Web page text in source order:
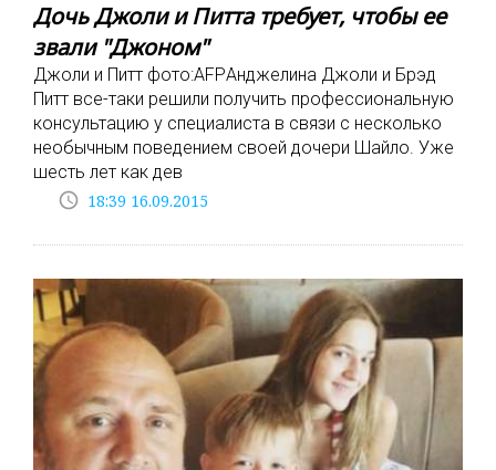
Дочь Джоли и Питта требует, чтобы ее
звали "Джоном"
Джоли и Питт фото:AFPАнджелина Джоли и Брэд
Питт все-таки решили получить профессиональную
консультацию у специалиста в связи с несколько
необычным поведением своей дочери Шайло. Уже
шесть лет как дев
access_time 18:39 16.09.2015